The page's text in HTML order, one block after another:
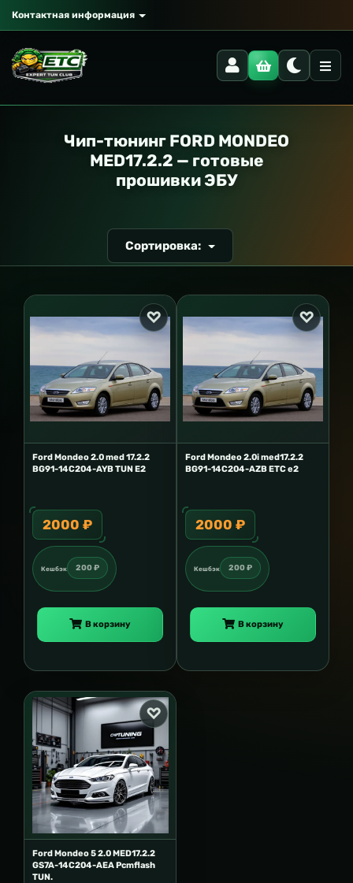
Контактная информация
Чип-тюнинг FORD MONDEO
MED17.2.2 — готовые
прошивки ЭБУ
Сортировка:
Ford Mondeo 2.0 med 17.2.2
BG91-14C204-AYB TUN E2
2000 ₽
Кешбэк 200 ₽
В корзину
Ford Mondeo 2.0i med17.2.2
BG91-14C204-AZB ETC e2
2000 ₽
Кешбэк 200 ₽
В корзину
Ford Mondeo 5 2.0 MED17.2.2
GS7A-14C204-AEA Pcmflash
TUN.